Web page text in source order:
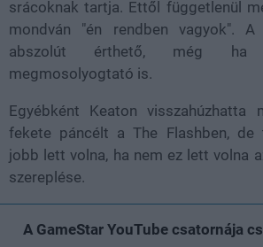
srácoknak tartja. Ettől függetlenül
mondván "én rendben vagyok". A
abszolút érthető, még ha
megmosolyogtató is.
Egyébként Keaton visszahúzhatta
fekete páncélt a The Flashben, de
jobb lett volna, ha nem ez lett volna
szereplése.
A GameStar YouTube csatornája